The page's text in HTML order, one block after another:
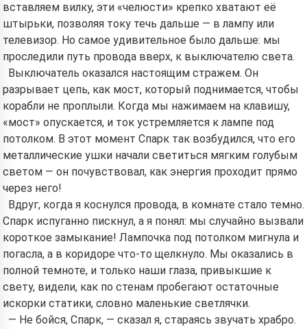
вставляем вилку, эти «челюсти» крепко хватают её
штырьки, позволяя току течь дальше — в лампу или
телевизор. Но самое удивительное было дальше: мы
проследили путь провода вверх, к выключателю света.
Выключатель оказался настоящим стражем. Он
разрывает цепь, как мост, который поднимается, чтобы
корабли не проплыли. Когда мы нажимаем на клавишу,
«мост» опускается, и ток устремляется к лампе под
потолком. В этот момент Спарк так возбудился, что его
металлические ушки начали светиться мягким голубым
светом — он почувствовал, как энергия проходит прямо
через него!
Вдруг, когда я коснулся провода, в комнате стало темно.
Спарк испуганно пискнул, а я понял: мы случайно вызвали
короткое замыкание! Лампочка под потолком мигнула и
погасла, а в коридоре что-то щелкнуло. Мы оказались в
полной темноте, и только наши глаза, привыкшие к
свету, видели, как по стенам пробегают остаточные
искорки статики, словно маленькие светлячки.
— Не бойся, Спарк, — сказал я, стараясь звучать храбро.